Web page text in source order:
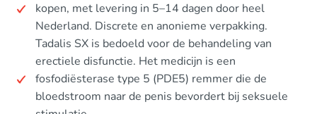
kopen, met levering in 5–14 dagen door heel
Nederland. Discrete en anonieme verpakking.
Tadalis SX is bedoeld voor de behandeling van
erectiele disfunctie. Het medicijn is een
fosfodiësterase type 5 (PDE5) remmer die de
bloedstroom naar de penis bevordert bij seksuele